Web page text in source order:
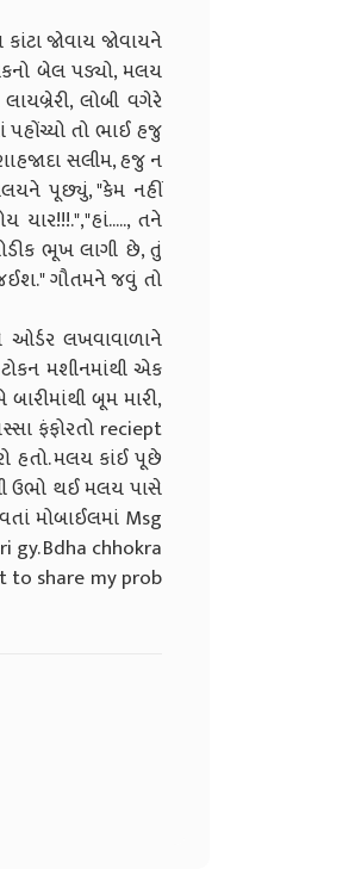
જોવાય જોવાયને
બેલ પડ્યો, મલય
લોબી વગેરે
તો ભાઈ હજુ
સલીમ, હજુ ન
પૂછ્યું, "કેમ નહીં
તને
ભૂખ લાગી છે, તું
ગૌતમને જવું તો
લખવાવાળાને
મશીનમાંથી એક
બૂમ મારી,
ફંફોરતો reciept
હતો. મલય કાંઈ પૂછે
ઉભો થઈ મલય પાસે
મોબાઈલમાં Msg
gy. Bdha chhokra
to share my prob